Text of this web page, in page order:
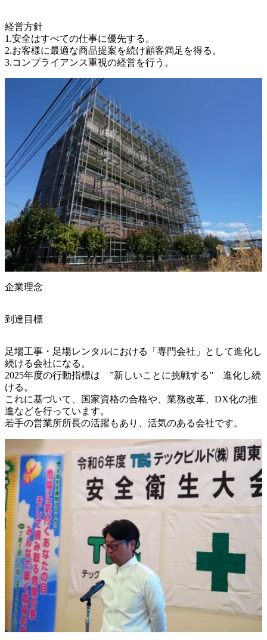
経営方針
1.安全はすべての仕事に優先する。
2.お客様に最適な商品提案を続け顧客満足を得る。
3.コンプライアンス重視の経営を行う。
企業理念
到達目標
足場工事・足場レンタルにおける「専門会社」として進化し
続ける会社になる。
2025年度の行動指標は　”新しいことに挑戦する”　進化し続
ける。
これに基づいて、国家資格の合格や、業務改革、DX化の推
進などを行っています。
若手の営業所所長の活躍もあり、活気のある会社です。